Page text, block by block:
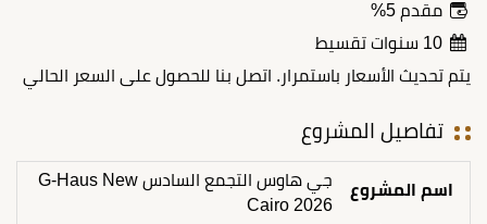
مقدم 5%
10 سنوات تقسيط
يتم تحديث الأسعار باستمرار. اتصل بنا للحصول على السعر الحالي
تفاصيل المشروع
اسم المشروع
جي هاوس التجمع السادس G-Haus New
Cairo 2026